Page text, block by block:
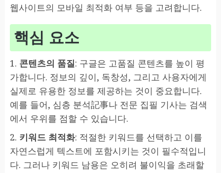
웹사이트의 모바일 최적화 여부 등을 고려합니다.
핵심 요소
1. 콘텐츠의 품질: 구글은 고품질 콘텐츠를 높이 평
가합니다. 정보의 깊이, 독창성, 그리고 사용자에게
실제로 유용한 정보를 제공하는 것이 중요합니다.
예를 들어, 심층 분석記事나 전문 집필 기사는 검색
에서 우위를 점할 수 있습니다.
2. 키워드 최적화: 적절한 키워드를 선택하고 이를
자연스럽게 텍스트에 포함시키는 것이 필수적입니
다. 그러나 키워드 남용은 오히려 불이익을 초래할